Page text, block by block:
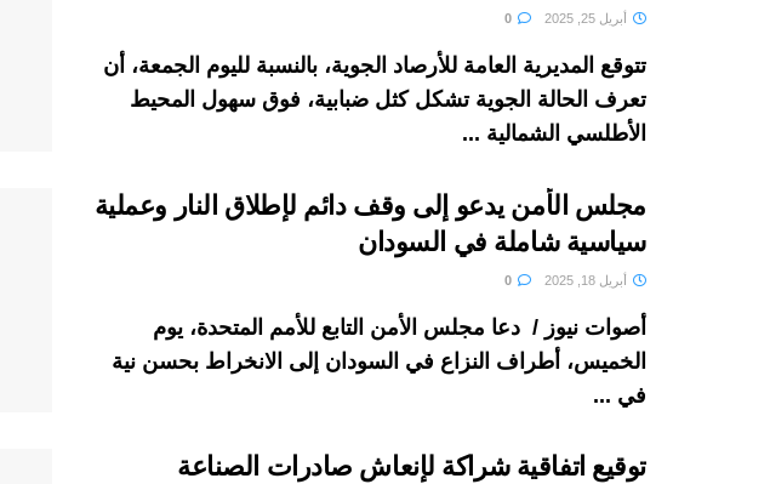
أبريل 25, 2025
تتوقع المديرية العامة للأرصاد الجوية، بالنسبة لليوم الجمعة، أن
تعرف الحالة الجوية تشكل كثل ضبابية، فوق سهول المحيط
الأطلسي الشمالية ...
مجلس الأمن يدعو إلى وقف دائم لإطلاق النار وعملية
سياسية شاملة في السودان
أبريل 18, 2025
أصوات نيوز / دعا مجلس الأمن التابع للأمم المتحدة، يوم
الخميس، أطراف النزاع في السودان إلى الانخراط بحسن نية
في ...
توقيع اتفاقية شراكة لإنعاش صادرات الصناعة